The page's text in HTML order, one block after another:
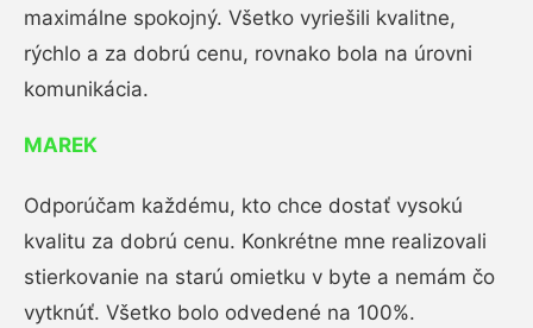
maximálne spokojný. Všetko vyriešili kvalitne,
rýchlo a za dobrú cenu, rovnako bola na úrovni
komunikácia.
MAREK
Odporúčam každému, kto chce dostať vysokú
kvalitu za dobrú cenu. Konkrétne mne realizovali
stierkovanie na starú omietku v byte a nemám čo
vytknúť. Všetko bolo odvedené na 100%.